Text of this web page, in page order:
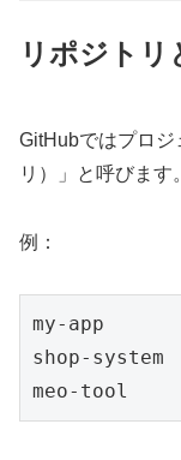
リポジトリ
GitHubではプロジ
リ）」と呼びます。
例：
my-app
shop-system
meo-tool